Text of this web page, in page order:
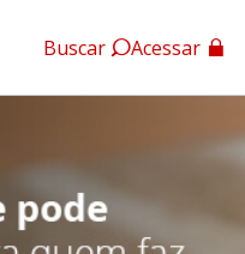
Buscar Acessar